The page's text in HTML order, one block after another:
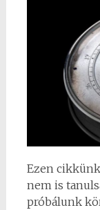
Ezen
nem is
próbálunk